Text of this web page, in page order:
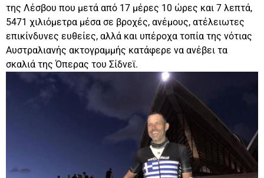
της Λέσβου που μετά από 17 μέρες 10 ώρες και 7 λεπτά,
5471 χιλιόμετρα μέσα σε βροχές, ανέμους, ατέλειωτες
επικίνδυνες ευθείες, αλλά και υπέροχα τοπία της νότιας
Αυστραλιανής ακτογραμμής κατάφερε να ανέβει τα
σκαλιά της Όπερας του Σίδνεϊ.